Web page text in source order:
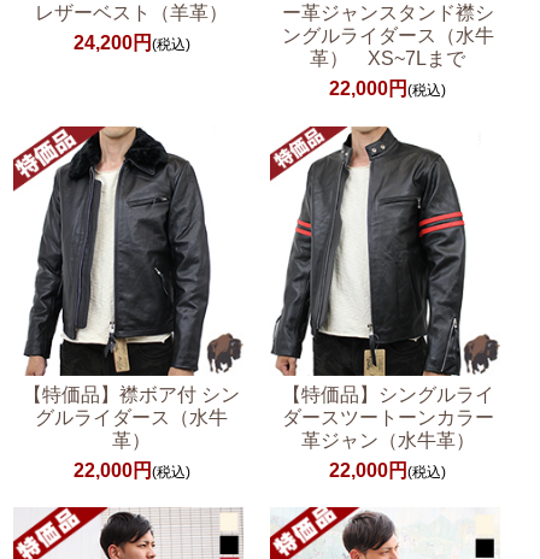
レザーベスト（羊革）
24,200円 (税込)
ー革ジャンスタンド襟シ
ングルライダース（水牛
革） XS~7Lまで
22,000円(税込)
【特価品】襟ボア付 シン
グルライダース（水牛
革）
22,000円 (税込)
【特価品】シングルライ
ダースツートーンカラー
革ジャン（水牛革）
22,000円(税込)